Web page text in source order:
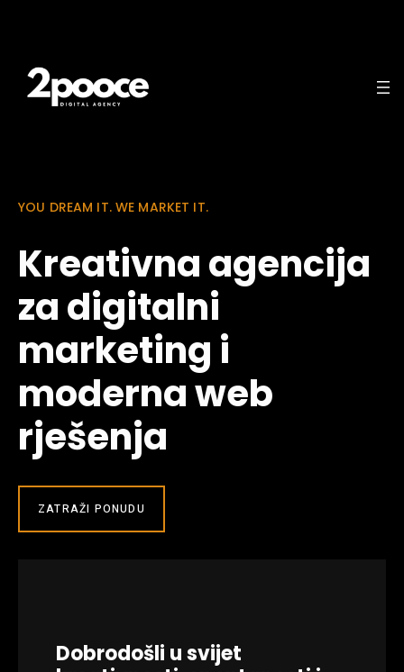
YOU DREAM IT. WE MARKET IT.
Kreativna agencija
za digitalni
marketing i
moderna web
rješenja
ZATRAŽI PONUDU
Dobrodošli u svijet